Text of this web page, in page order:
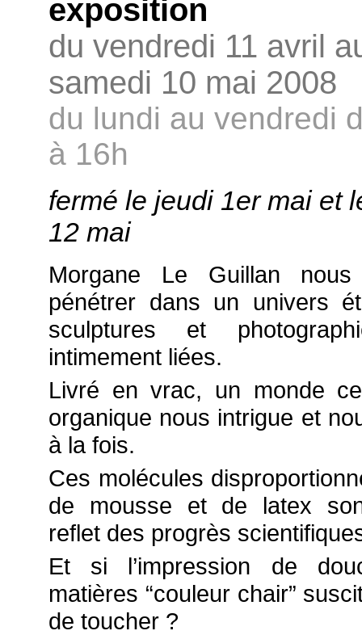
exposition
du vendredi 11 avril
samedi 10 mai 2008
du lundi au vendredi
à 16h
fermé le jeudi 1er mai et
12 mai
Morgane Le Guillan
pénétrer dans un univers
sculptures et
intimement liées.
Livré en vrac, un monde
organique nous intrigue et
à la fois.
Ces molécules
de mousse et de latex
reflet des progrès
Et si l’impression de
matières “couleur chair”
de toucher ?